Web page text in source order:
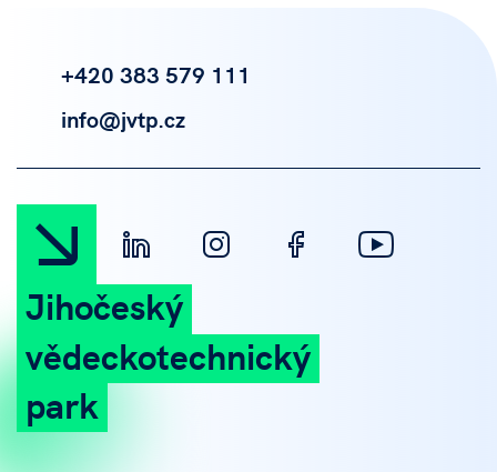
+420 383 579 111
info@jvtp.cz
Jihočeský
vědeckotechnický
park